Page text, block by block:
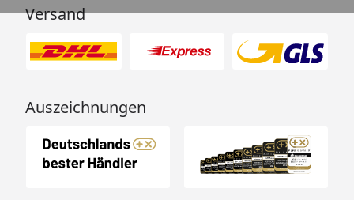
Versand
Auszeichnungen